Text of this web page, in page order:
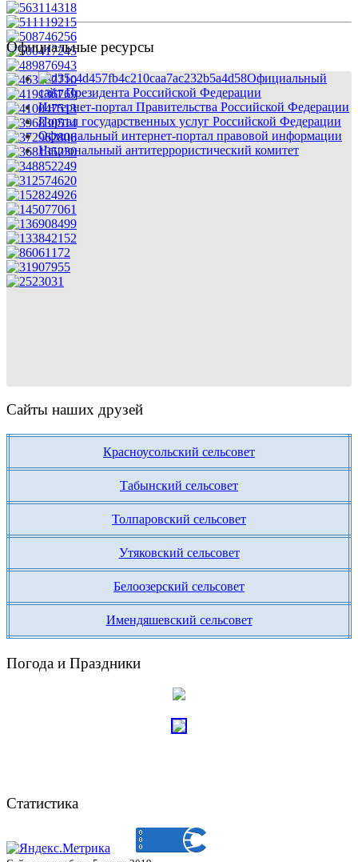
Официальные ресурсы
Официальный
сайт Президента Российской Федерации
Интернет-портал Правительства Российской Федерации
Портал государственных услуг Российской Федерации
Официальный интернет-портал правовой информации
Национальный антитеррористический комитет
Сайты наших друзей
Красноусольский сельсовет
Табынский сельсовет
Толпаровский сельсовет
Утяковский сельсовет
Белоозерский сельсовет
Имендяшевский сельсовет
Погода и Праздники
Статистика